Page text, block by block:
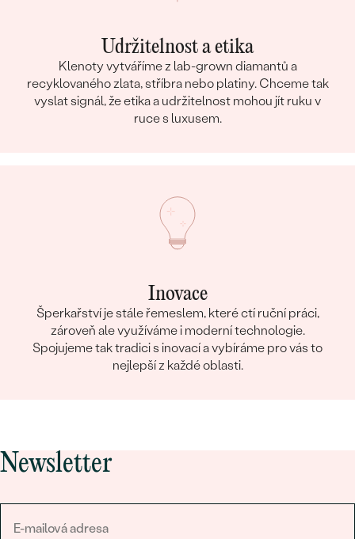
Udržitelnost a etika
Klenoty vytváříme z lab-grown diamantů a
recyklovaného zlata, stříbra nebo platiny. Chceme tak
vyslat signál, že etika a udržitelnost mohou jít ruku v
ruce s luxusem.
Inovace
Šperkařství je stále řemeslem, které ctí ruční práci,
zároveň ale využíváme i moderní technologie.
Spojujeme tak tradici s inovací a vybíráme pro vás to
nejlepší z každé oblasti.
Newsletter